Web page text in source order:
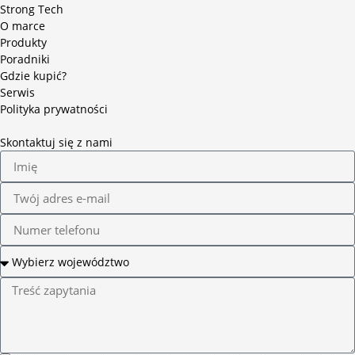
Strong Tech
O marce
Produkty
Poradniki
Gdzie kupić?
Serwis
Polityka prywatności
Skontaktuj się z nami